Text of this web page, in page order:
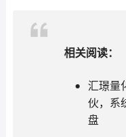
相关阅读：
汇璟量
伙，系
盘